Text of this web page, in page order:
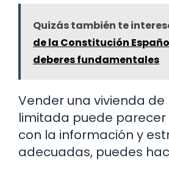
Quizás también te
de la Constitución
deberes fundamentales
Vender una vivienda de
limitada puede parecer
con la información y
adecuadas, puedes